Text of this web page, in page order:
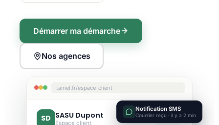
Démarrer ma démarche
Nos agences
tamel.fr/espace-client
SD SASU Dupont
Espace client
Active
Notification SMS
Courrier reçu · il y a 2 min